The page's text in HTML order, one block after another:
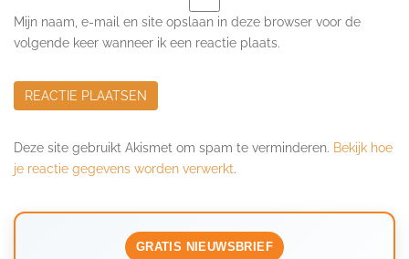
Mijn naam, e-mail en site opslaan in deze browser voor de
volgende keer wanneer ik een reactie plaats.
Deze site gebruikt Akismet om spam te verminderen. Bekijk hoe
je reactie gegevens worden verwerkt.
GRATIS NIEUWSBRIEF